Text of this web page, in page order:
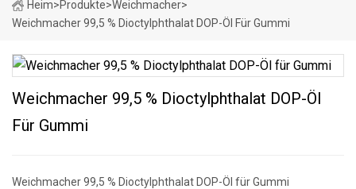
Heim>Produkte>Weichmacher>
Weichmacher 99,5 % Dioctylphthalat DOP-Öl Für Gummi
Weichmacher 99,5 % Dioctylphthalat DOP-Öl
Für Gummi
Weichmacher 99,5 % Dioctylphthalat DOP-Öl für Gummi